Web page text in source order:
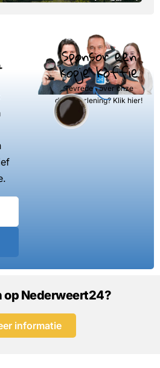
Sponsor een
kopje koffie
Tevreden over onze
dienstverlening? Klik hier!
op Nederweert24?
informatie